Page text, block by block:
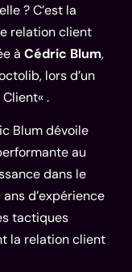
? C’est la
relation client
àCédric Blum,
lors d’un
Client« .
Blumdévoile
au
dans le
d’expérience
tactiques
la relation client